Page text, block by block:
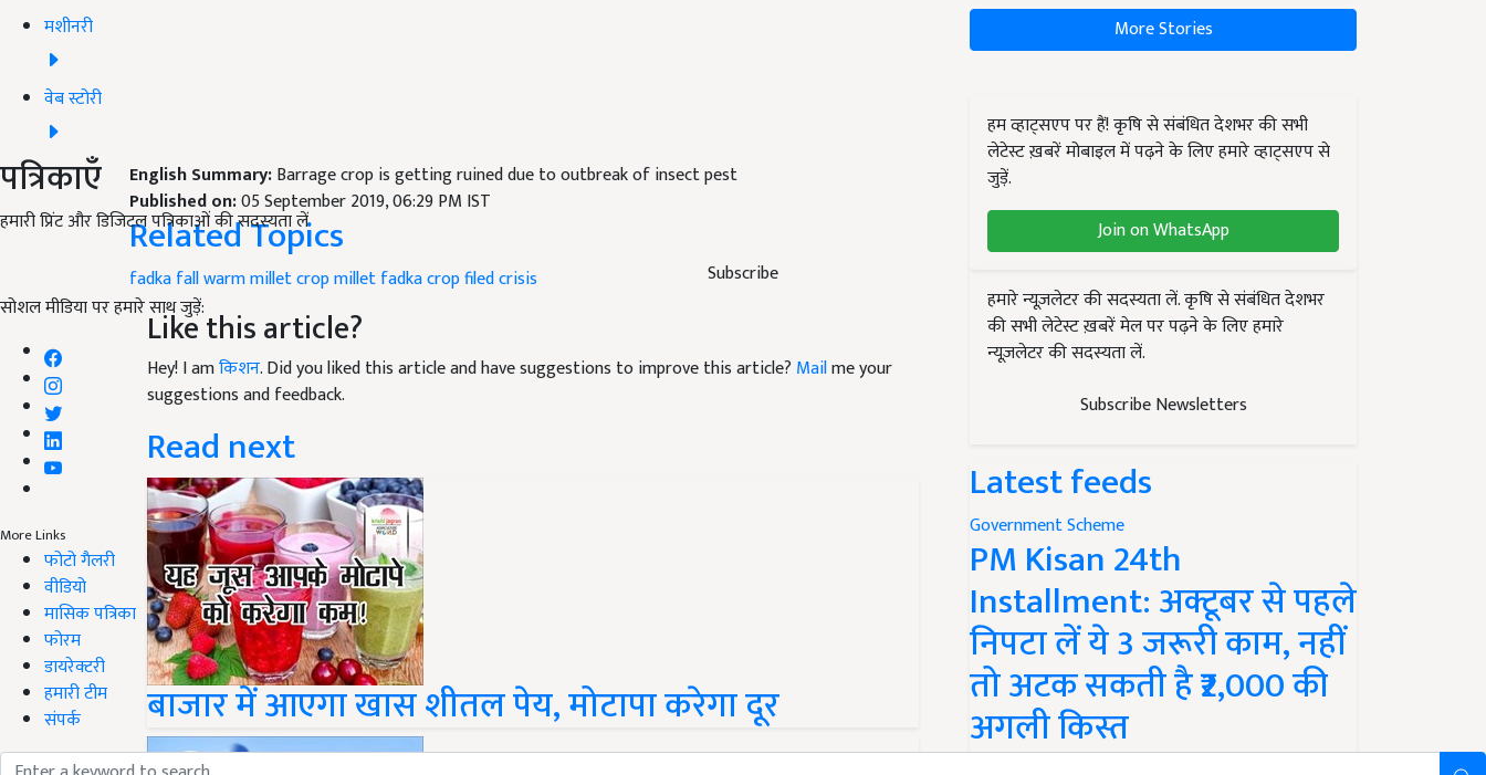
मशीनरी
वेब स्टोरी
पत्रिकाएँ
हमारी प्रिंट और डिजिटल पत्रिकाओं की सदस्यता लें
Subscribe
सोशल मीडिया पर हमारे साथ जुड़ें:
More Links
फोटो गैलरी
वीडियो
मासिक पत्रिका
फोरम
डायरेक्टरी
हमारी टीम
संपर्क
English Summary:Barrage crop is getting ruined due to outbreak of insect pest
Published on:05 September 2019, 06:29 PM IST
Related Topics
fadka fall warmmillet cropmillet fadka cropfiled crisis
Like this article?
Hey! I amकिशन. Did you liked this article and have suggestions to improve this article? Mailme your
suggestions and feedback.
Read next
बाजार में आएगा खास शीतल पेय, मोटापा करेगा दूर
More Stories
हम व्हाट्सएप पर हैं! कृषि से संबंधित देशभर की सभी
लेटेस्ट ख़बरें मोबाइल में पढ़ने के लिए हमारे व्हाट्सएप से
जुड़ें.
Join on WhatsApp
हमारे न्यूज़लेटर की सदस्यता लें. कृषि से संबंधित देशभर
की सभी लेटेस्ट ख़बरें मेल पर पढ़ने के लिए हमारे
न्यूज़लेटर की सदस्यता लें.
Subscribe Newsletters
Latest feeds
Government Scheme
PM Kisan 24th
Installment: अक्टूबर से पहले
निपटा लें ये 3 जरूरी काम, नहीं
तो अटक सकती है ₹2,000 की
अगली किस्त